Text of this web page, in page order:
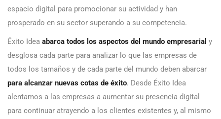
espacio digital para promocionar su actividad y han
prosperado en su sector superando a su competencia.
Éxito Idea abarca todos los aspectos del mundo empresarial y
desglosa cada parte para analizar lo que las empresas de
todos los tamaños y de cada parte del mundo deben abarcar
para alcanzar nuevas cotas de éxito. Desde Éxito Idea
alentamos a las empresas a aumentar su presencia digital
para continuar atrayendo a los clientes existentes y, al mismo